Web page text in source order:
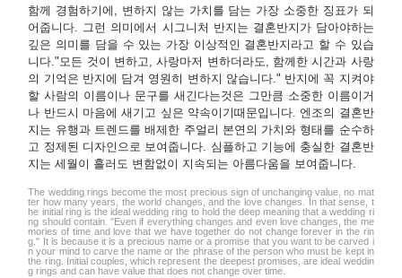
함께 경험하기에, 변하지 않는 가치를 담는 가장 소중한 징표가 되
어줍니다. 그런 의미에서 시그니처 반지는 결혼반지가 담아야하는
깊은 의미를 담을 수 있는 가장 이상적인 결혼반지라고 할 수 있습
니다."모든 것이 변하고, 사랑마저 변하더라도, 함께한 시간과 사랑
의 기억은 반지에 담겨 영원히 변하지 않습니다." 반지에 꼭 지켜야
할 사람의 이름이나 문구를 새긴다는것은 그만큼 소중한 이름이거
나 반드시 마음에 새기고 싶은 약속이기때문입니다. 엔조의 결혼반
지는 유행과 트렌드를 배제한 주얼리 본연의 가치와 형태를 순수하
고 정제된 디자인으로 보여줍니다. 심플하고 기능에 충실한 결혼반
지는 세월이 흘러도 변함없이 지속되는 아름다움을 보여줍니다.
The wedding rings become the most precious sign of unchanging value, no mat
ter how many years, the world changes, and the love changes. In that sense, t
he initial ring is the ideal wedding ring to hold the deep meaning that a wedding ri
ng should contain. "Even if everything changes and even love changes, the me
mories of time and love that we have together do not change forever in the rin
g." It is because it is a precious name or a promise that you want to be carved i
n your mind to carve the name or the phrase of the person who must be kept in
the ring. Initial couples, which represent the deepest promises, are ideal weddin
g rings and can have value that does not change over time.